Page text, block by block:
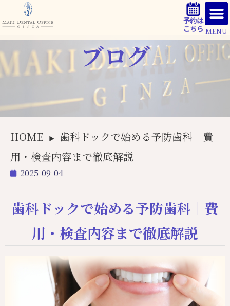
予約は
こちら MENU
ブログ
HOME ▶
歯科ドックで始める予防歯科｜費
用・検査内容まで徹底解説
2025-09-04
歯科ドックで始める予防歯科｜費
用・検査内容まで徹底解説